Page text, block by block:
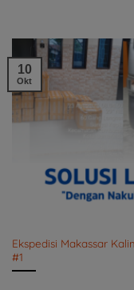
Ekspedisi Makassar
#1
10
Okt